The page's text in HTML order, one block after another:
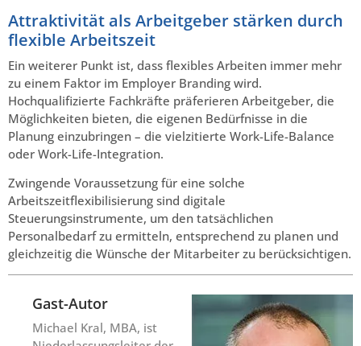
Attraktivität als Arbeitgeber stärken durch
flexible Arbeitszeit
Ein weiterer Punkt ist, dass flexibles Arbeiten immer mehr
zu einem Faktor im Employer Branding wird.
Hochqualifizierte Fachkräfte präferieren Arbeitgeber, die
Möglichkeiten bieten, die eigenen Bedürfnisse in die
Planung einzubringen – die vielzitierte Work-Life-Balance
oder Work-Life-Integration.
Zwingende Voraussetzung für eine solche
Arbeitszeitflexibilisierung sind digitale
Steuerungsinstrumente, um den tatsächlichen
Personalbedarf zu ermitteln, entsprechend zu planen und
gleichzeitig die Wünsche der Mitarbeiter zu berücksichtigen.
Gast-Autor
Michael Kral, MBA, ist